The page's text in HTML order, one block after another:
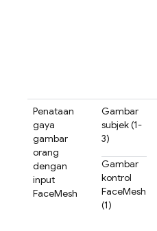
Penataan
gaya
gambar
orang
dengan
input
FaceMesh
Gambar
subjek (1-
3)
Gambar
kontrol
FaceMesh
(1)